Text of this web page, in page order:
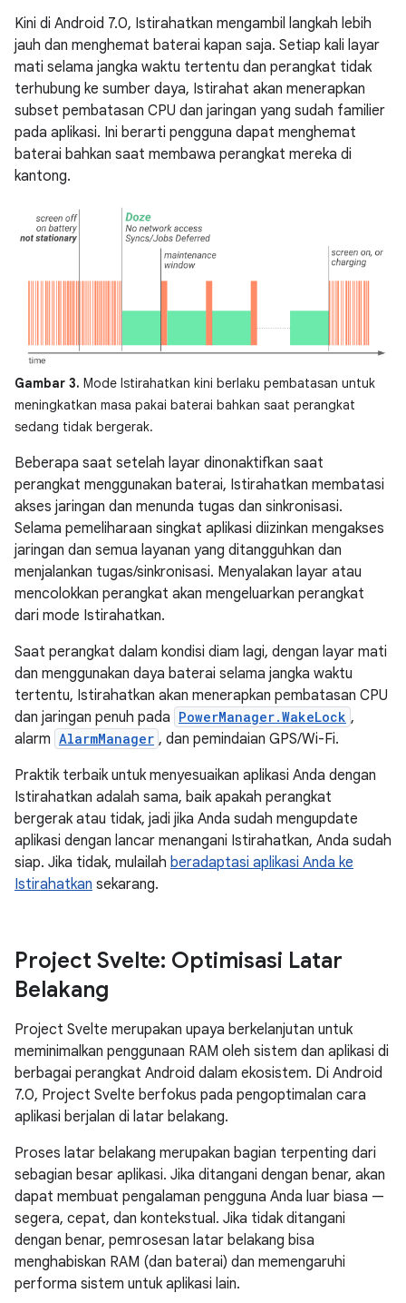
Kini di Android 7.0, Istirahatkan mengambil langkah lebih
jauh dan menghemat baterai kapan saja. Setiap kali layar
mati selama jangka waktu tertentu dan perangkat tidak
terhubung ke sumber daya, Istirahat akan menerapkan
subset pembatasan CPU dan jaringan yang sudah familier
pada aplikasi. Ini berarti pengguna dapat menghemat
baterai bahkan saat membawa perangkat mereka di
kantong.
Gambar 3. Mode Istirahatkan kini berlaku pembatasan untuk
meningkatkan masa pakai baterai bahkan saat perangkat
sedang tidak bergerak.
Beberapa saat setelah layar dinonaktifkan saat
perangkat menggunakan baterai, Istirahatkan membatasi
akses jaringan dan menunda tugas dan sinkronisasi.
Selama pemeliharaan singkat aplikasi diizinkan mengakses
jaringan dan semua layanan yang ditangguhkan dan
menjalankan tugas/sinkronisasi. Menyalakan layar atau
mencolokkan perangkat akan mengeluarkan perangkat
dari mode Istirahatkan.
Saat perangkat dalam kondisi diam lagi, dengan layar mati
dan menggunakan daya baterai selama jangka waktu
tertentu, Istirahatkan akan menerapkan pembatasan CPU
dan jaringan penuh pada PowerManager.WakeLock ,
alarm AlarmManager , dan pemindaian GPS/Wi-Fi.
Praktik terbaik untuk menyesuaikan aplikasi Anda dengan
Istirahatkan adalah sama, baik apakah perangkat
bergerak atau tidak, jadi jika Anda sudah mengupdate
aplikasi dengan lancar menangani Istirahatkan, Anda sudah
siap. Jika tidak, mulailah beradaptasi aplikasi Anda ke
Istirahatkan sekarang.
Project Svelte: Optimisasi Latar
Belakang
Project Svelte merupakan upaya berkelanjutan untuk
meminimalkan penggunaan RAM oleh sistem dan aplikasi di
berbagai perangkat Android dalam ekosistem. Di Android
7.0, Project Svelte berfokus pada pengoptimalan cara
aplikasi berjalan di latar belakang.
Proses latar belakang merupakan bagian terpenting dari
sebagian besar aplikasi. Jika ditangani dengan benar, akan
dapat membuat pengalaman pengguna Anda luar biasa —
segera, cepat, dan kontekstual. Jika tidak ditangani
dengan benar, pemrosesan latar belakang bisa
menghabiskan RAM (dan baterai) dan memengaruhi
performa sistem untuk aplikasi lain.